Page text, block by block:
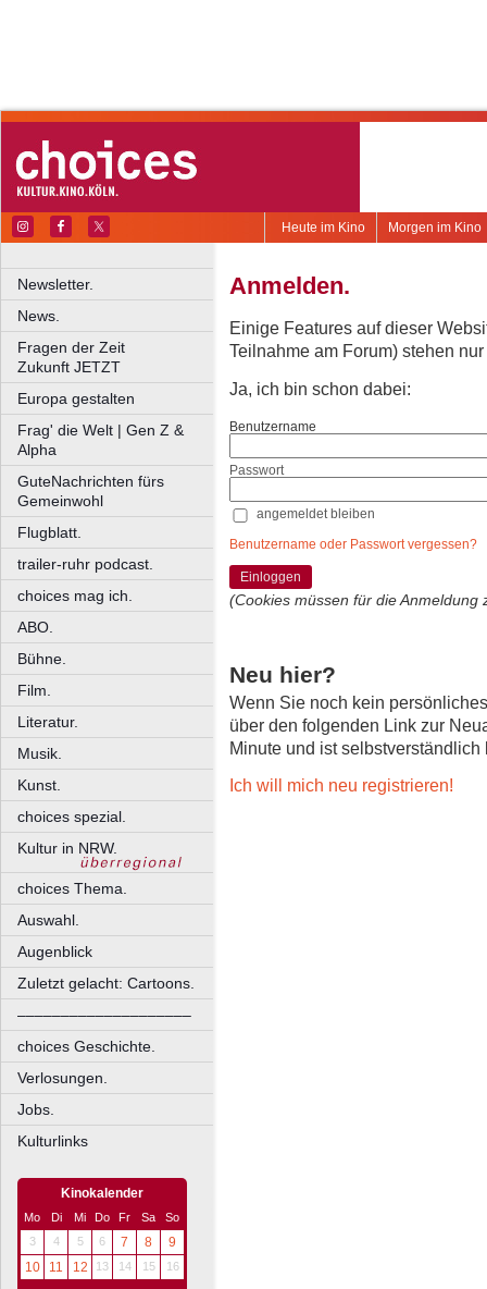
Morgen im Kino
Heute im Kino
Newsletter.
News.
Fragen der Zeit
Zukunft JETZT
Europa gestalten
Frag' die Welt | Gen Z &
Alpha
GuteNachrichten fürs
Gemeinwohl
Flugblatt.
trailer-ruhr podcast.
choices mag ich.
ABO.
Bühne.
Film.
Literatur.
Musik.
Kunst.
choices spezial.
Kultur in NRW.
choices Thema.
Auswahl.
Augenblick
Zuletzt gelacht: Cartoons.
––––––––––––––––––––
choices Geschichte.
Verlosungen.
Jobs.
Kulturlinks
Kinokalender
Mo Di Mi Do Fr Sa
So
3
4 5 6 7 8
9
10
11 12 13 14 15 16
Anmelden.
Einige Features auf dieser
Teilnahme am Forum) stehen
Ja, ich bin schon dabei:
Benutzername
Passwort
angemeldet bleiben
Benutzername oder Passwort vergessen?
Einloggen
(Cookies müssen für die Anmeldung
Neu hier?
Wenn Sie noch kein
über den folgenden Link zur
Minute und ist selbstverständlich
Ich will mich neu registrieren!